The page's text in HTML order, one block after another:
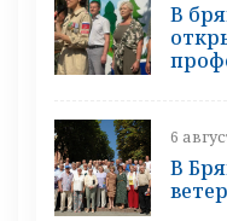
В
6
В